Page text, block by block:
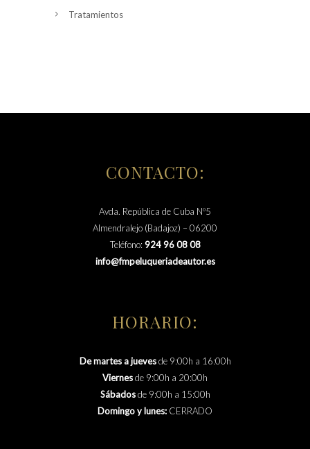
Tratamientos
CONTACTO:
Avda. República de Cuba Nº5
Almendralejo (Badajoz) – 06200
Teléfono: 924 96 08 08
info@fmpeluqueriadeautor.es
HORARIO:
De martes a juevesde 9:00h a 16:00h
Viernesde 9:00h a 20:00h
Sábadosde 9:00h a 15:00h
Domingo y lunes: CERRADO